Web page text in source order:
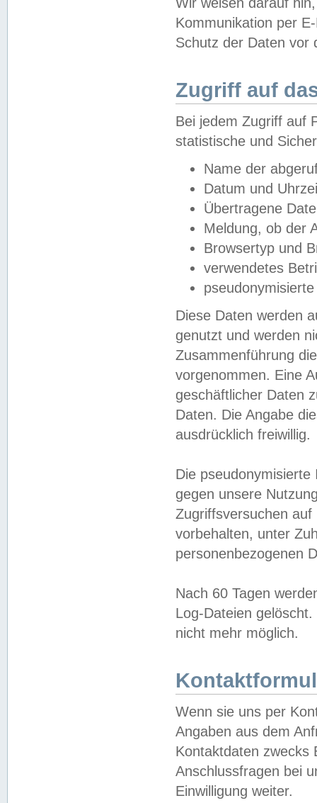
Wir weisen darauf
Kommunikation per
Schutz der Daten vor
Zugriff auf
Bei jedem Zugriff auf
statistische und
Name der
Datum und
Übertragene
Meldung, ob der
Browsertyp und
verwendetes
Diese Daten werden
genutzt und werden
Zusammenführung
vorgenommen. Eine
geschäftlicher Daten
Daten. Die Angabe
ausdrücklich freiwillig.
Die
gegen unsere
Zugriffsversuchen
vorbehalten, unter
personenbezogenen
Nach 60 Tagen
Log-Dateien
nicht mehr möglich.
Wenn sie uns per
Angaben aus dem
Kontaktdaten zwecks
Anschlussfragen bei
Einwilligung weiter.